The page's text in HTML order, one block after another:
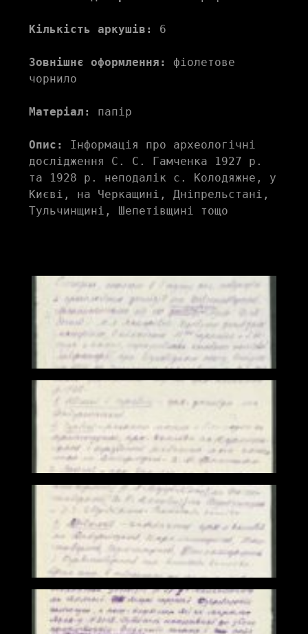
Кількість аркушів: 6
Зовнішнє оформлення:
фіолетове
чорнило
Матеріал: папір
Опис:
Інформація про археологічні
дослідження С. С. Гамченка 1927 р.
та 1928 р. неподалік с. Колодяжне, у
Києві, на Черкащині, Дніпрельстані,
Тульчинщині, Шепетівщині тощо